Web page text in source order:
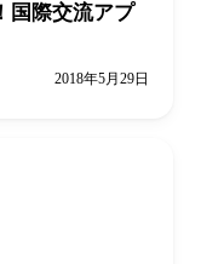
国際交流アプ
2018年5月29日